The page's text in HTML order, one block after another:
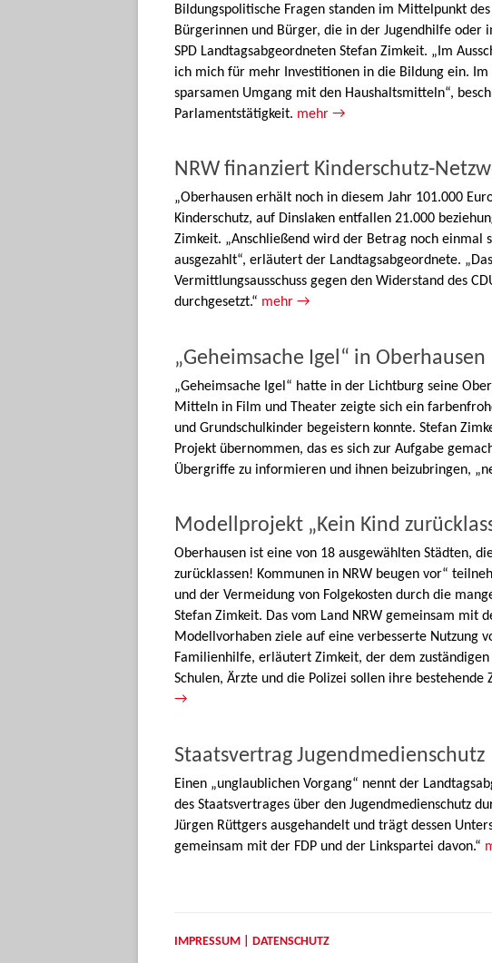
Bildungspolitische Fragen standen im Mittelpunkt
Bürgerinnen und Bürger, die in der Jugendhilfe oder
SPD Landtagsabgeordneten Stefan Zimkeit. „Im
ich mich für mehr Investitionen in die Bildung ein. Im
sparsamen Umgang mit den Haushaltsmitteln“,
Parlamentstätigkeit. mehr →
NRW finanziert Kinderschutz-
„Oberhausen erhält noch in diesem Jahr 101.000
Kinderschutz, auf Dinslaken entfallen 21.000
Zimkeit. „Anschließend wird der Betrag noch einmal
ausgezahlt“, erläutert der Landtagsabgeordnete.
Vermittlungsausschuss gegen den Widerstand des
durchgesetzt.“ mehr →
„Geheimsache Igel“ in Oberhausen
„Geheimsache Igel“ hatte in der Lichtburg seine
Mitteln in Film und Theater zeigte sich ein
und Grundschulkinder begeistern konnte. Stefan
Projekt übernommen, das es sich zur Aufgabe
Übergriffe zu informieren und ihnen beizubringen,
Modellprojekt „Kein Kind
Oberhausen ist eine von 18 ausgewählten Städten,
zurücklassen! Kommunen in NRW beugen vor“
und der Vermeidung von Folgekosten durch die
Stefan Zimkeit. Das vom Land NRW gemeinsam mit
Modellvorhaben ziele auf eine verbesserte Nutzung
Familienhilfe, erläutert Zimkeit, der dem zuständigen
Schulen, Ärzte und die Polizei sollen ihre
→
Staatsvertrag Jugendmedienschutz
Einen „unglaublichen Vorgang“ nennt der
des Staatsvertrages über den Jugendmedienschutz
Jürgen Rüttgers ausgehandelt und trägt dessen
gemeinsam mit der FDP und der Linkspartei davon.“
IMPRESSUM | DATENSCHUTZ